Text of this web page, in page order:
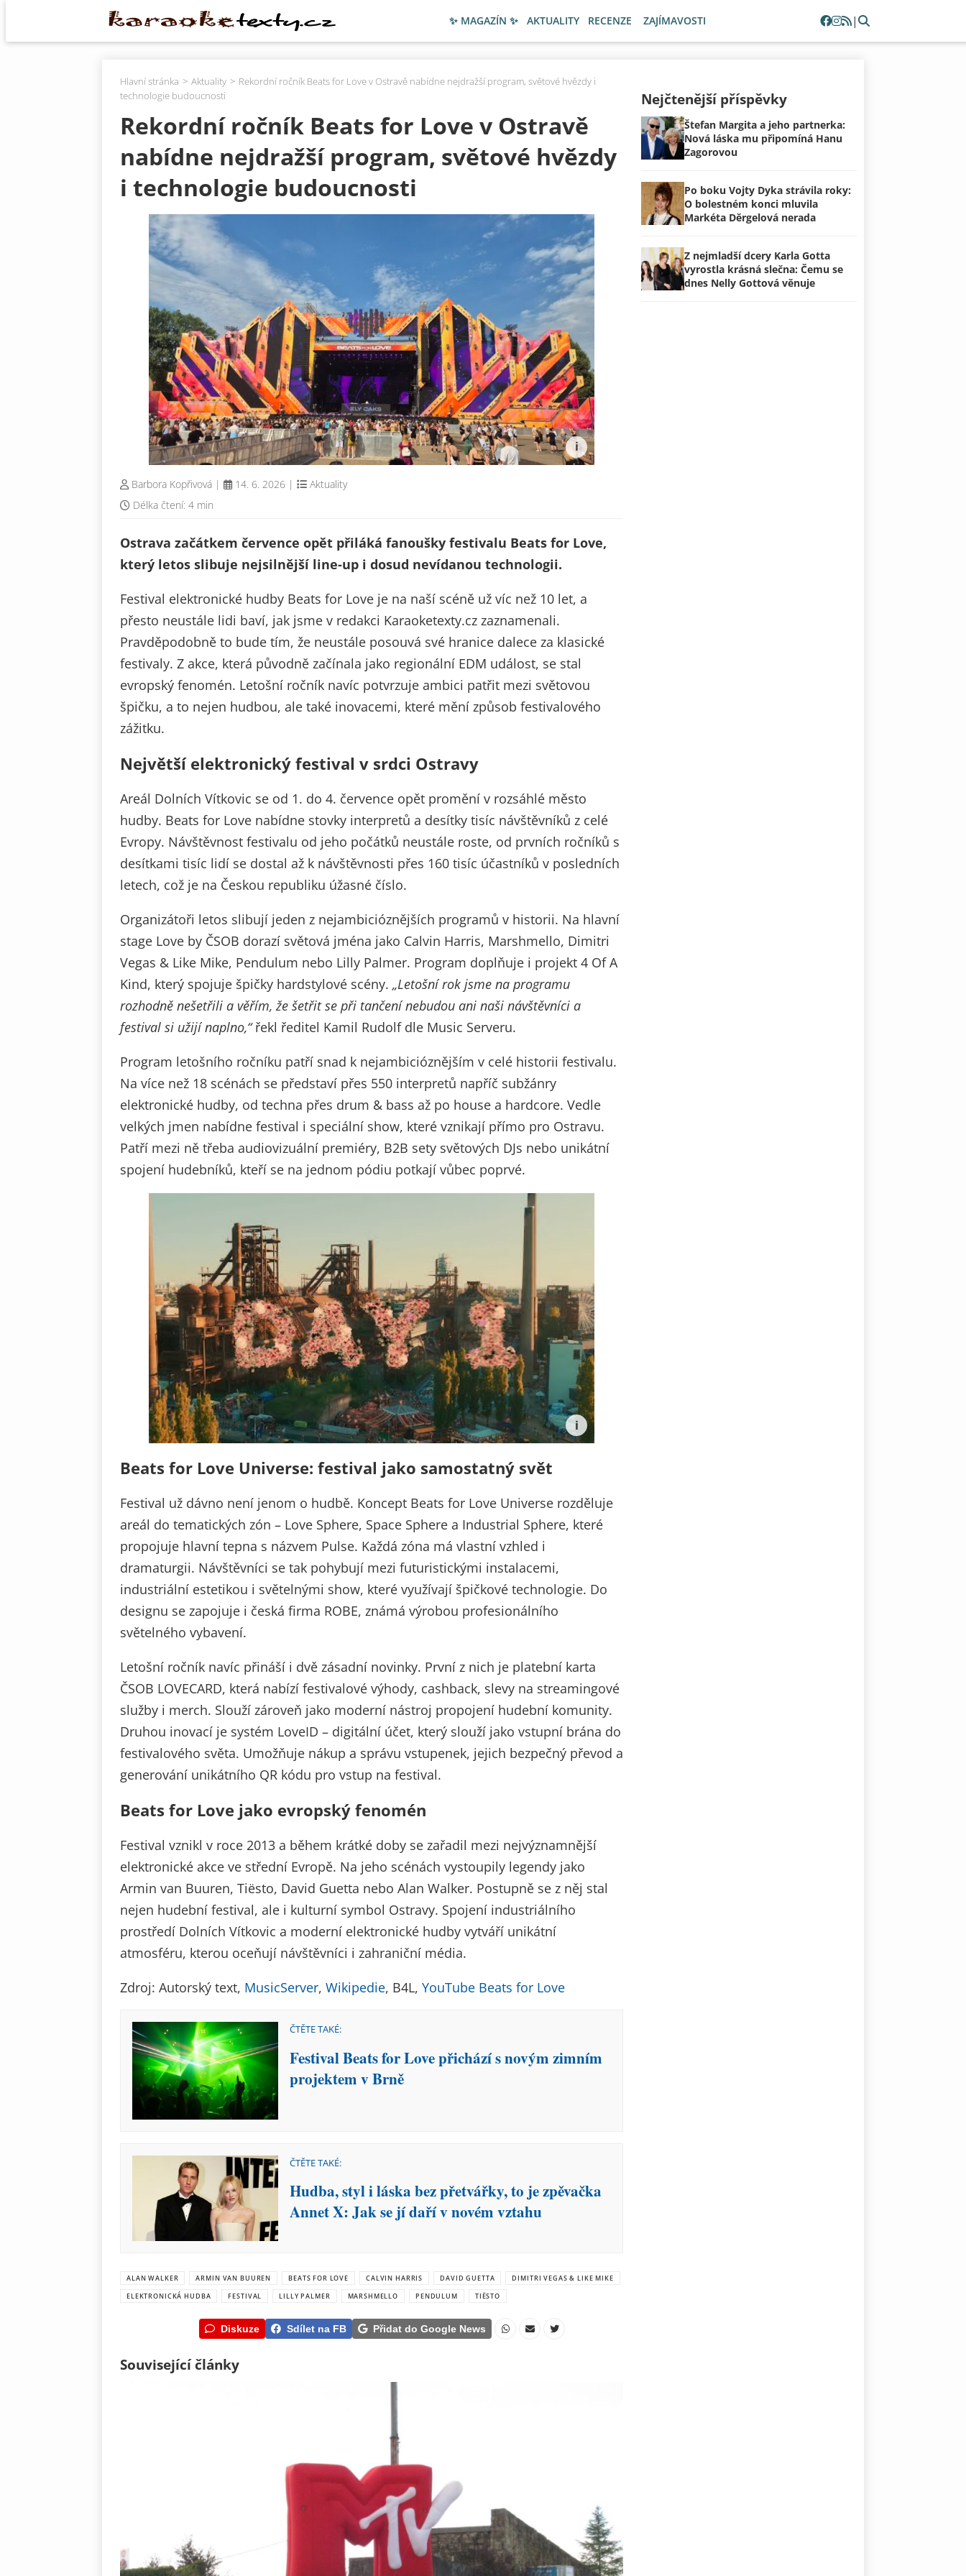
✨ MAGAZÍN ✨ AKTUALITY RECENZE ZAJÍMAVOSTI |
Hlavní stránka Aktuality
Rekordní ročník Beats for Love v Ostravě nabídne nejdražší program, světové hvězdy i
technologie budoucnosti
Rekordní ročník Beats for Love v Ostravě
nabídne nejdražší program, světové hvězdy
i technologie budoucnosti
Barbora Kopřivová | 14. 6. 2026 |
Aktuality
Délka čtení: 4 min
Ostrava začátkem července opět přiláká fanoušky festivalu Beats for Love,
který letos slibuje nejsilnější line-up i dosud nevídanou technologii.
Festival elektronické hudby Beats for Love je na naší scéně už víc než 10 let, a
přesto neustále lidi baví, jak jsme v redakci Karaoketexty.cz zaznamenali.
Pravděpodobně to bude tím, že neustále posouvá své hranice dalece za klasické
festivaly. Z akce, která původně začínala jako regionální EDM událost, se stal
evropský fenomén. Letošní ročník navíc potvrzuje ambici patřit mezi světovou
špičku, a to nejen hudbou, ale také inovacemi, které mění způsob festivalového
zážitku.
Největší elektronický festival v srdci Ostravy
Areál Dolních Vítkovic se od 1. do 4. července opět promění v rozsáhlé město
hudby. Beats for Love nabídne stovky interpretů a desítky tisíc návštěvníků z celé
Evropy. Návštěvnost festivalu od jeho počátků neustále roste, od prvních ročníků s
desítkami tisíc lidí se dostal až k návštěvnosti přes 160 tisíc účastníků v posledních
letech, což je na Českou republiku úžasné číslo.
Organizátoři letos slibují jeden z nejambicióznějších programů v historii. Na hlavní
stage Love by ČSOB dorazí světová jména jako Calvin Harris, Marshmello, Dimitri
Vegas & Like Mike, Pendulum nebo Lilly Palmer. Program doplňuje i projekt 4 Of A
Kind, který spojuje špičky hardstylové scény. „Letošní rok jsme na programu
rozhodně nešetřili a věřím, že šetřit se při tančení nebudou ani naši návštěvníci a
festival si užijí naplno,“řekl ředitel Kamil Rudolf dle Music Serveru.
Program letošního ročníku patří snad k nejambicióznějším v celé historii festivalu.
Na více než 18 scénách se představí přes 550 interpretů napříč subžánry
elektronické hudby, od techna přes drum & bass až po house a hardcore. Vedle
velkých jmen nabídne festival i speciální show, které vznikají přímo pro Ostravu.
Patří mezi ně třeba audiovizuální premiéry, B2B sety světových DJs nebo unikátní
spojení hudebníků, kteří se na jednom pódiu potkají vůbec poprvé.
Beats for Love Universe: festival jako samostatný svět
Festival už dávno není jenom o hudbě. Koncept Beats for Love Universe rozděluje
areál do tematických zón – Love Sphere, Space Sphere a Industrial Sphere, které
propojuje hlavní tepna s názvem Pulse. Každá zóna má vlastní vzhled i
dramaturgii. Návštěvníci se tak pohybují mezi futuristickými instalacemi,
industriální estetikou i světelnými show, které využívají špičkové technologie. Do
designu se zapojuje i česká firma ROBE, známá výrobou profesionálního
světelného vybavení.
Letošní ročník navíc přináší i dvě zásadní novinky. První z nich je platební karta
ČSOB LOVECARD, která nabízí festivalové výhody, cashback, slevy na streamingové
služby i merch. Slouží zároveň jako moderní nástroj propojení hudební komunity.
Druhou inovací je systém LoveID – digitální účet, který slouží jako vstupní brána do
festivalového světa. Umožňuje nákup a správu vstupenek, jejich bezpečný převod a
generování unikátního QR kódu pro vstup na festival.
Beats for Love jako evropský fenomén
Festival vznikl v roce 2013 a během krátké doby se zařadil mezi nejvýznamnější
elektronické akce ve střední Evropě. Na jeho scénách vystoupily legendy jako
Armin van Buuren, Tiësto, David Guetta nebo Alan Walker. Postupně se z něj stal
nejen hudební festival, ale i kulturní symbol Ostravy. Spojení industriálního
prostředí Dolních Vítkovic a moderní elektronické hudby vytváří unikátní
atmosféru, kterou oceňují návštěvníci i zahraniční média.
Zdroj: Autorský text, MusicServer, Wikipedie, B4L, YouTube Beats for Love
ČTĚTE TAKÉ:
Festival Beats for Love přichází s novým zimním
projektem v Brně
ČTĚTE TAKÉ:
Hudba, styl i láska bez přetvářky, to je zpěvačka
Annet X: Jak se jí daří v novém vztahu
ALAN WALKER ARMIN VAN BUUREN BEATS FOR LOVE CALVIN HARRIS DAVID GUETTA
DIMITRI VEGAS & LIKE MIKE
ELEKTRONICKÁ HUDBA
FESTIVAL LILLY PALMER MARSHMELLO PENDULUM TIËSTO
Diskuze Sdílet na FB Přidat do Google News
Související články
Nejčtenější příspěvky
Štefan Margita a jeho partnerka:
Nová láska mu připomíná Hanu
Zagorovou
Po boku Vojty Dyka strávila roky:
O bolestném konci mluvila
Markéta Děrgelová nerada
Z nejmladší dcery Karla Gotta
vyrostla krásná slečna: Čemu se
dnes Nelly Gottová věnuje